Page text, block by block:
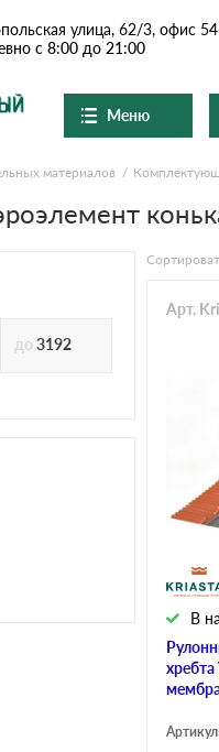
улица, 62/3, офис 54
с 8:00 до 21:00
Меню
Ондулин и шифер
Сланцевая кровля
Черепица
Шифер 7-
материалов
В
Арт.